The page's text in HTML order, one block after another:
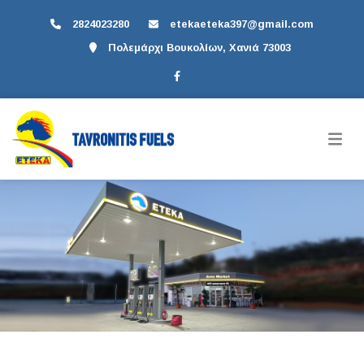
2824023280
etekaeteka397@gmail.com
Πολεμάρχι Βουκολίων, Χανιά 73003